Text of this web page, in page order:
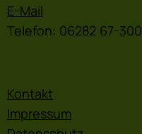
E-Mail
Telefon: 06282 67-300
Kontakt
Impressum